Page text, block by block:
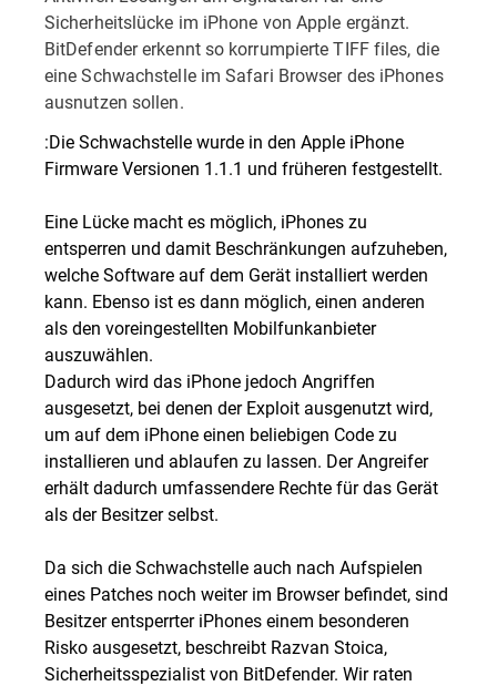
Sicherheitslücke im iPhone von Apple ergänzt.
BitDefender erkennt so korrumpierte TIFF files, die
eine Schwachstelle im Safari Browser des iPhones
ausnutzen sollen.
:Die Schwachstelle wurde in den Apple iPhone
Firmware Versionen 1.1.1 und früheren festgestellt.
Eine Lücke macht es möglich, iPhones zu
entsperren und damit Beschränkungen aufzuheben,
welche Software auf dem Gerät installiert werden
kann. Ebenso ist es dann möglich, einen anderen
als den voreingestellten Mobilfunkanbieter
auszuwählen.
Dadurch wird das iPhone jedoch Angriffen
ausgesetzt, bei denen der Exploit ausgenutzt wird,
um auf dem iPhone einen beliebigen Code zu
installieren und ablaufen zu lassen. Der Angreifer
erhält dadurch umfassendere Rechte für das Gerät
als der Besitzer selbst.
Da sich die Schwachstelle auch nach Aufspielen
eines Patches noch weiter im Browser befindet, sind
Besitzer entsperrter iPhones einem besonderen
Risko ausgesetzt, beschreibt Razvan Stoica,
Sicherheitsspezialist von BitDefender. Wir raten